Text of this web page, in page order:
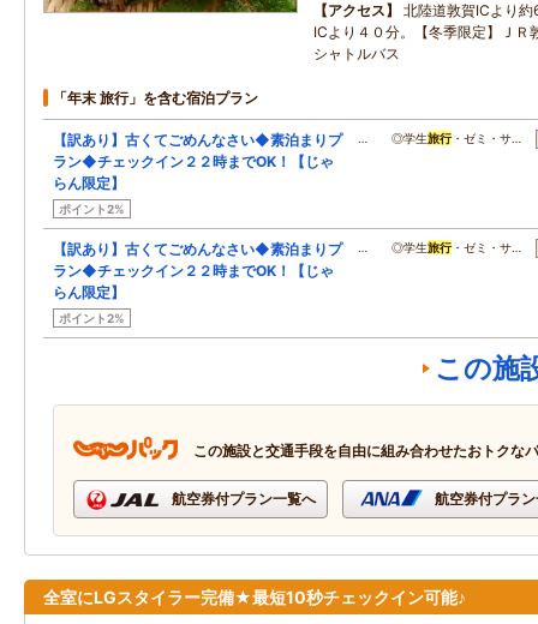
アクセス
北陸道敦賀ICより
ICより４０分。【冬季限定】ＪＲ
シャトルバス
「年末 旅行」を含む宿泊プラン
【訳あり】古くてごめんなさい◆素泊まりプ
ラン◆チェックイン２２時までOK！【じゃ
らん限定】
ポイント2%
… ◎学生旅行・ゼミ・サ…
【訳あり】古くてごめんなさい◆素泊まりプ
ラン◆チェックイン２２時までOK！【じゃ
らん限定】
ポイント2%
… ◎学生旅行・ゼミ・サ…
この施
この施設と交通手段を自由に組み合わせたおトクな
航空券付プラン一覧へ 航空券付プラ
全室にLGスタイラー完備★最短10秒チェックイン可能♪